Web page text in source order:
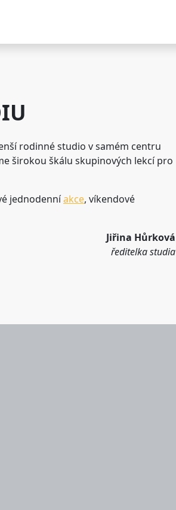
rodinné studio v samém centru
širokou škálu skupinových lekcí pro
jednodenníakce, víkendové
Jiřina Hůrková
ředitelka studia